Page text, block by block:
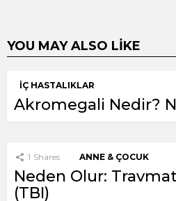
YOU MAY ALSO LIKE
İÇ HASTALIKLAR
Akromegali Nedir?
1 Shares ANNE & ÇOCUK
Neden Olur:
(TBI)